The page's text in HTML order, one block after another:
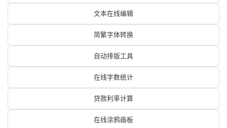
文本在线编辑
简繁字体转换
自动排版工具
在线字数统计
贷款利率计算
在线涂鸦画板